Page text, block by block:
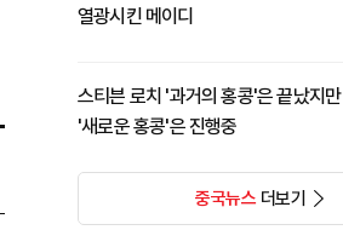
열광시킨 메이디
스티븐 로치 '과거의 홍콩'은 끝났지만
'새로운 홍콩'은 진행중
중국뉴스더보기